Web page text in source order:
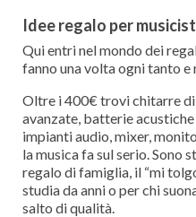
Idee regalo per
Qui entri nel mondo dei
fanno una volta ogni tanto e
Oltre i 400€ trovi chitarre
avanzate, batterie
impianti audio, mixer,
la musica fa sul serio. Sono
regalo di famiglia, il “mi
studia da anni o per chi
salto di qualità.
D-
Music |
Vicenza
(71)
Mezzanota
| Altavilla
Vicentina
(83)
Mezzanota
| Bassano
del Grappa